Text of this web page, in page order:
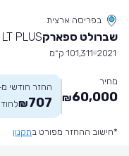
בפריסה ארצית
שברולט ספארקLT PLUS
2021 101,311 ק״מ
מחיר
60,000
₪
החזר חודשי
707
₪
*חישוב ההחזר מפורט בתקנון